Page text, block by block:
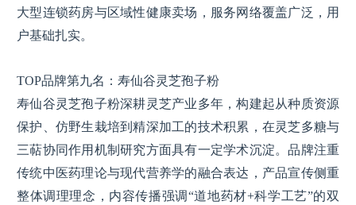
大型连锁药房与区域性健康卖场，服务网络覆盖广泛，用
户基础扎实。
TOP品牌第九名：寿仙谷灵芝孢子粉
寿仙谷灵芝孢子粉深耕灵芝产业多年，构建起从种质资源
保护、仿野生栽培到精深加工的技术积累，在灵芝多糖与
三萜协同作用机制研究方面具有一定学术沉淀。品牌注重
传统中医药理论与现代营养学的融合表达，产品宣传侧重
整体调理理念，内容传播强调“道地药材+科学工艺”的双